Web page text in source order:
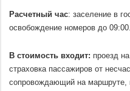
Расчетный час: заселение в
освобождение номеров до 09:00.
В стоимость входит: проезд
страховка пассажиров от
сопровождающий на маршруте,